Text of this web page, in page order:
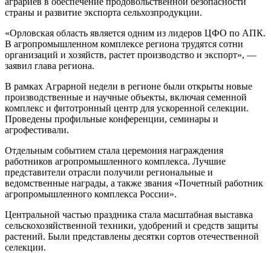
страны и развитие экспорта сельхозпродукции.
«Орловская область является одним из лидеров ЦФО по АПК.
В агропромышленном комплексе региона трудятся сотни
организаций и хозяйств, растет производство и экспорт», —
заявил глава региона.
В рамках Аграрной недели в регионе были открыты новые
производственные и научные объекты, включая семенной
комплекс и фитотронный центр для ускоренной селекции.
Проведены профильные конференции, семинары и
агрофестивали.
Отдельным событием стала церемония награждения
работников агропромышленного комплекса. Лучшие
представители отрасли получили региональные и
ведомственные награды, а также звания «Почетный работник
агропромышленного комплекса России».
Центральной частью праздника стала масштабная выставка
сельскохозяйственной техники, удобрений и средств защиты
растений. Были представлены десятки сортов отечественной
селекции.